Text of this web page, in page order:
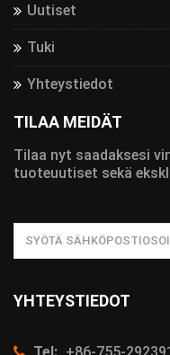
Uutiset
Tuki
Yhteystiedot
TILAA MEIDÄT
Tilaa nyt saadaksesi
tuoteuutiset sekä
YHTEYSTIEDOT
Tel: +86-755-